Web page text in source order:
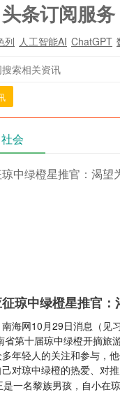
头条订阅服务
列 人工智能AI ChatGPT
社会
琼中绿橙星推官
海网10月29日消息（见
省第十届琼中绿橙开摘旅
年轻人的关注和参与，
对琼中绿橙的热爱、对
一名黎族男孩，自小在